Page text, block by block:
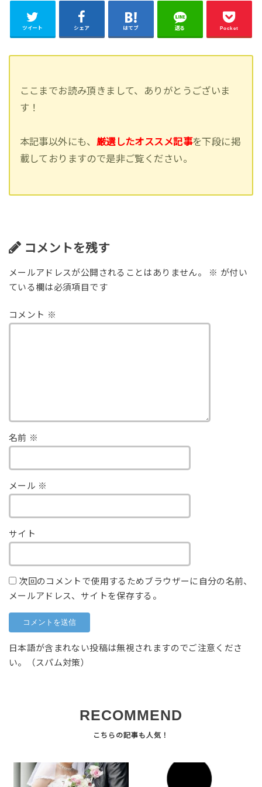
ツイート シェア はてブ 送る Pocket
ここまでお読み頂きまして、ありがとうございま
す！
本記事以外にも、 厳選したオススメ記事を下段に掲
載しておりますので是非ご覧ください。
コメントを残す
メールアドレスが公開されることはありません。 ※ が付い
ている欄は必須項目です
コメント ※
名前 ※
メール ※
サイト
次回のコメントで使用するためブラウザーに自分の名前、
メールアドレス、サイトを保存する。
日本語が含まれない投稿は無視されますのでご注意くださ
い。（スパム対策）
RECOMMEND